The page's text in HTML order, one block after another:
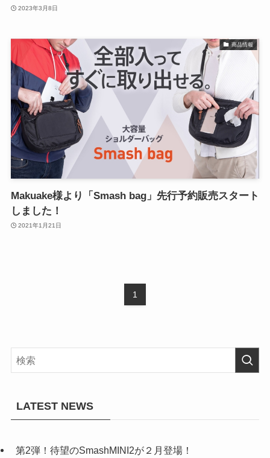
2023年3月8日
商品情報
Makuake様より「Smash bag」先行予約販売スタート
しました！
2021年1月21日
1
LATEST NEWS
第2弾！待望のSmashMINI2が２月登場！